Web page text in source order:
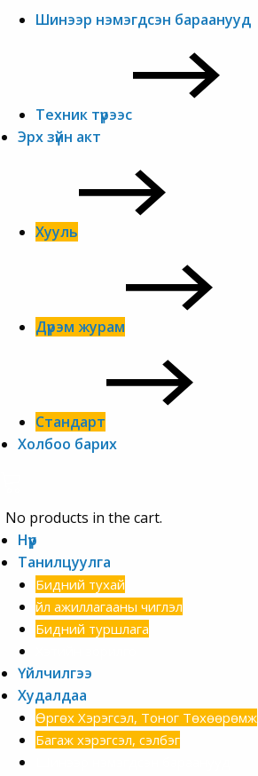
Шинээр нэмэгдсэн бараанууд
Техник түрээс
Эрх зүйн акт
Хууль
Дүрэм журам
Стандарт
Холбоо барих
No products in the cart.
Нүүр
Танилцуулга
Бидний тухай
Үйл ажиллагааны чиглэл
Бидний туршлага
Үйлчилгээ
Худалдаа
Өргөх Хэрэгсэл, Тоног Төхөөрөмж
Багаж хэрэгсэл, сэлбэг